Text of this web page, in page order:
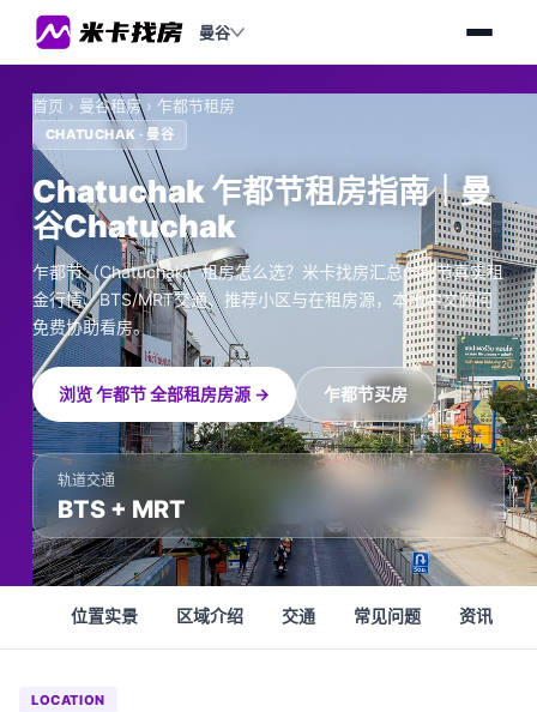
曼谷
首页 › 曼谷租房› 乍都节租房
CHATUCHAK · 曼谷
Chatuchak 乍都节租房指南｜曼
谷Chatuchak
乍都节（Chatuchak）租房怎么选？米卡找房汇总乍都节真实租
金行情、BTS/MRT交通、推荐小区与在租房源，本地中文顾问
免费协助看房。
浏览 乍都节 全部租房房源 → 乍都节买房
轨道交通
BTS + MRT
位置实景 区域介绍 交通 常见问题 资讯
LOCATION